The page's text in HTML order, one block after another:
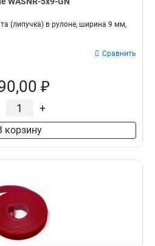
(липучка) в рулоне, ширина 9 мм,
Сравнить
₽
+
корзину